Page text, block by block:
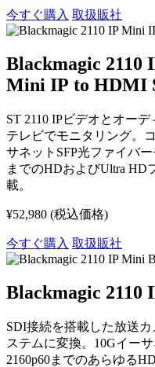
今すぐ購入 取扱販社
Blackmagic 2110
Mini IP to HDMI
ST 2110 IPビデオとオー
テレビでモニタリング。
サネットSFP光ファイバ
までのHDおよびUltra HD
載。
¥52,980 (税込価格)
今すぐ購入 取扱販社
Blackmagic 2110
SDI接続を搭載した放送
ステムに変換。10Gイー
2160p60までのあらゆる